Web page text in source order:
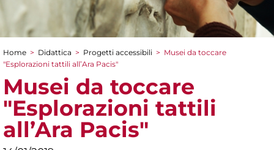
Tu sei qui
Home > Didattica > Progetti accessibili > Musei da toccare
"Esplorazioni tattili all’Ara Pacis"
Musei da toccare
"Esplorazioni tattili
all’Ara Pacis"